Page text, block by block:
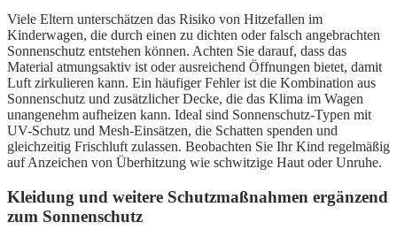
Viele Eltern unterschätzen das Risiko von Hitzefallen im
Kinderwagen, die durch einen zu dichten oder falsch angebrachten
Sonnenschutz entstehen können. Achten Sie darauf, dass das
Material atmungsaktiv ist oder ausreichend Öffnungen bietet, damit
Luft zirkulieren kann. Ein häufiger Fehler ist die Kombination aus
Sonnenschutz und zusätzlicher Decke, die das Klima im Wagen
unangenehm aufheizen kann. Ideal sind Sonnenschutz-Typen mit
UV-Schutz und Mesh-Einsätzen, die Schatten spenden und
gleichzeitig Frischluft zulassen. Beobachten Sie Ihr Kind regelmäßig
auf Anzeichen von Überhitzung wie schwitzige Haut oder Unruhe.
Kleidung und weitere Schutzmaßnahmen ergänzend
zum Sonnenschutz